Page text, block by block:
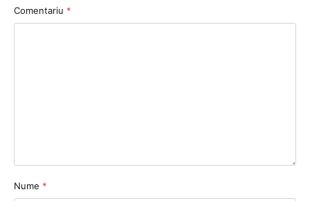
Comentariu *
Nume *